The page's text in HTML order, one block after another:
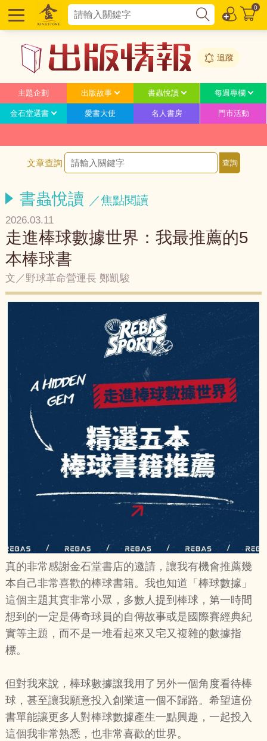
0
追蹤
主題企劃 出版故事 書蟲悅讀 每週專欄
金石堂選書 愛書大使 名人書房 門市活動
文章查詢
書蟲悅讀 ／焦點閱讀
2026.03.11
走進棒球數據世界：我最推薦的5
本棒球書
文／野球革命營運長 鄭凱駿
真的非常感謝金石堂書店的邀請，讓我有機會推薦幾
本自己非常喜歡的棒球書籍。我也知道「棒球數據」
這個主題其實非常小眾，多數人提到棒球，第一時間
想到的一定是傳奇球員的自傳故事或是國際賽經典紀
實等主題，而不是一堆看起來又宅又複雜的數據指
標。
但對我來說，棒球數據讓我用了另外一個角度看待棒
球，甚至讓我願意投入創業這一個不歸路。希望這份
書單能讓更多人對棒球數據產生一點興趣，一起投入
這個我非常熟悉，也非常喜歡的世界。